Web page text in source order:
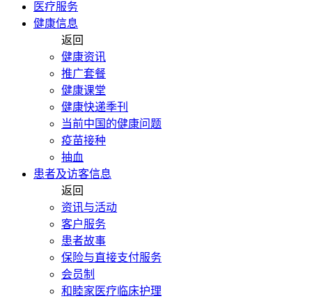
医疗服务
健康信息
返回
健康资讯
推广套餐
健康课堂
健康快递季刊
当前中国的健康问题
疫苗接种
抽血
患者及访客信息
返回
资讯与活动
客户服务
患者故事
保险与直接支付服务
会员制
和睦家医疗临床护理